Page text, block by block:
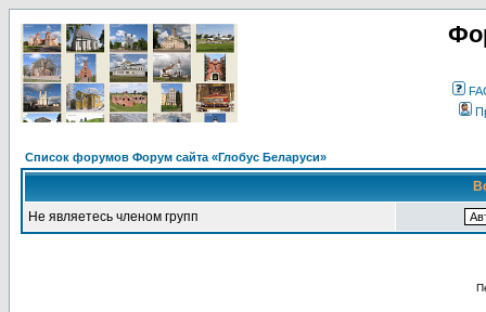
Список форумов Форум сайта «Глобус Беларуси»
Не являетесь членом групп